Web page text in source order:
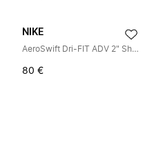
NIKE
AeroSwift Dri-FIT ADV 2" Short
80 €